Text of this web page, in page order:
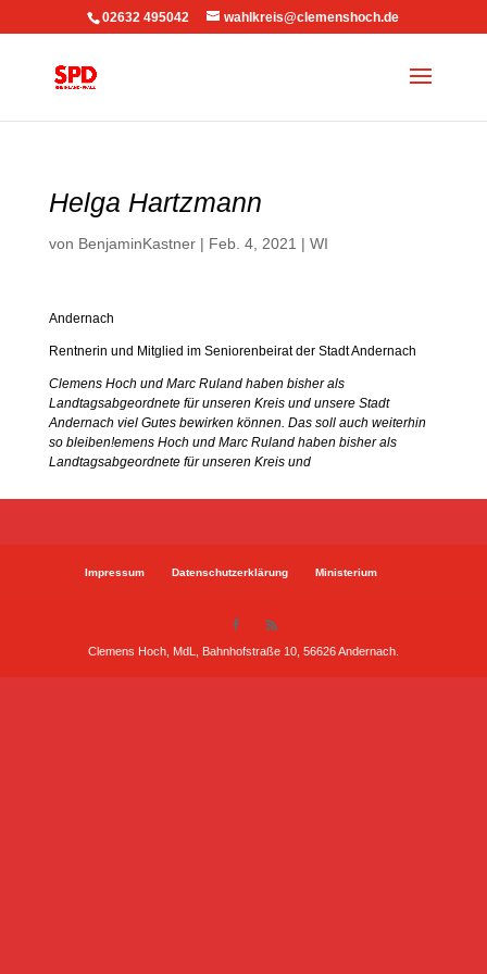
02632 495042 wahlkreis@clemenshoch.de
Helga Hartzmann
von BenjaminKastner| Feb. 4, 2021 | WI
Andernach
Rentnerin und Mitglied im Seniorenbeirat der Stadt Andernach
Clemens Hoch und Marc Ruland haben bisher als
Landtagsabgeordnete für unseren Kreis und unsere Stadt
Andernach viel Gutes bewirken können. Das soll auch weiterhin
so bleiben!emens Hoch und Marc Ruland haben bisher als
Landtagsabgeordnete für unseren Kreis und
Impressum Datenschutzerklärung Ministerium
Clemens Hoch, MdL, Bahnhofstraße 10, 56626 Andernach.